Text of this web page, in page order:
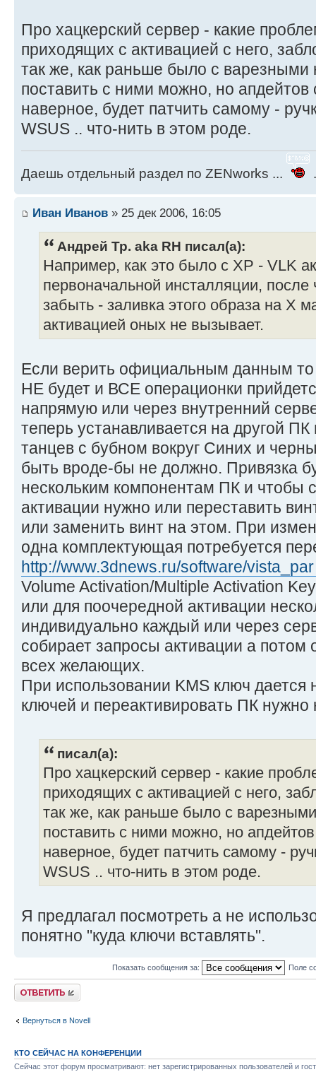
Про хацкерский сервер - какие
приходящих с активацией с него,
так же, как раньше было с
поставить с ними можно, но
наверное, будет патчить самому -
WSUS .. что-нить в этом роде.
Даешь отдельный раздел по ZENworks ...
Иван Иванов » 25 дек 2006, 16:05
Андрей Тр. aka RH писал(а):
Например, как это было с ХР - VLK
первоначальной инсталляции, после
забыть - заливка этого образа на Х
активацией оных не вызывает.
Если верить официальным данным то
НЕ будет и ВСЕ операционки
напрямую или через внутренний
теперь устанавливается на другой
танцев с бубном вокруг Синих и
быть вроде-бы не должно. Привязка
нескольким компонентам ПК и чтобы
активации нужно или переставить
или заменить винт на этом. При
одна комплектующая потребуется
http://www.3dnews.ru/software/
Volume Activation/Multiple Activation
или для поочередной активации
индивидуально каждый или через
собирает запросы активации а
всех желающих.
При использовании KMS ключ дается
ключей и переактивировать ПК нужно
писал(а):
Про хацкерский сервер - какие
приходящих с активацией с него,
так же, как раньше было с
поставить с ними можно, но
наверное, будет патчить самому -
WSUS .. что-нить в этом роде.
Я предлагал посмотреть а не
понятно "куда ключи вставлять".
Показать сообщения за: Поле
Ответить
Вернуться в Novell
КТО СЕЙЧАС НА КОНФЕРЕНЦИИ
Сейчас этот форум просматривают: нет зарегистрированных пользователей и